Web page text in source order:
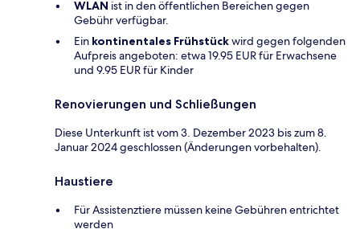
WLAN ist in den öffentlichen Bereichen gegen
Gebühr verfügbar.
Ein kontinentales Frühstückwird gegen folgenden
Aufpreis angeboten: etwa 19.95 EUR für Erwachsene
und 9.95 EUR für Kinder
Renovierungen und Schließungen
Diese Unterkunft ist vom 3. Dezember 2023 bis zum 8.
Januar 2024 geschlossen (Änderungen vorbehalten).
Haustiere
Für Assistenztiere müssen keine Gebühren entrichtet
werden